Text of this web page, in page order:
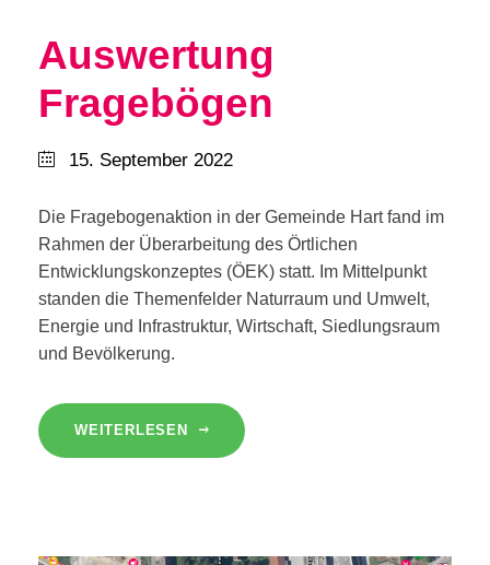
Auswertung
Fragebögen
15. September 2022
Die Fragebogenaktion in der Gemeinde Hart fand im
Rahmen der Überarbeitung des Örtlichen
Entwicklungskonzeptes (ÖEK) statt. Im Mittelpunkt
standen die Themenfelder Naturraum und Umwelt,
Energie und Infrastruktur, Wirtschaft, Siedlungsraum
und Bevölkerung.
WEITERLESEN